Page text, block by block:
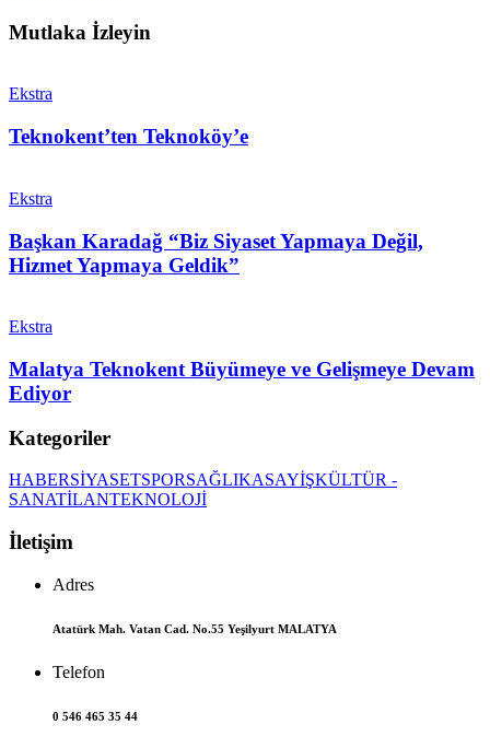
Mutlaka İzleyin
Ekstra
Teknokent’ten Teknoköy’e
Ekstra
Başkan Karadağ “Biz Siyaset Yapmaya Değil,
Hizmet Yapmaya Geldik”
Ekstra
Malatya Teknokent Büyümeye ve Gelişmeye Devam
Ediyor
Kategoriler
HABERSİYASETSPORSAĞLIKASAYİŞKÜLTÜR -
SANATİLANTEKNOLOJİ
İletişim
Adres
Atatürk Mah. Vatan Cad. No.55 Yeşilyurt MALATYA
Telefon
0 546 465 35 44